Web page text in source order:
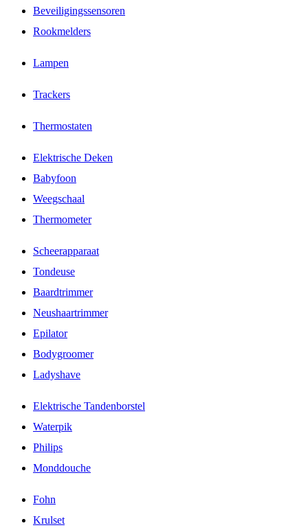
Beveiligingssensoren
Rookmelders
Lampen
Trackers
Thermostaten
Elektrische Deken
Babyfoon
Weegschaal
Thermometer
Scheerapparaat
Tondeuse
Baardtrimmer
Neushaartrimmer
Epilator
Bodygroomer
Ladyshave
Elektrische Tandenborstel
Waterpik
Philips
Monddouche
Fohn
Krulset